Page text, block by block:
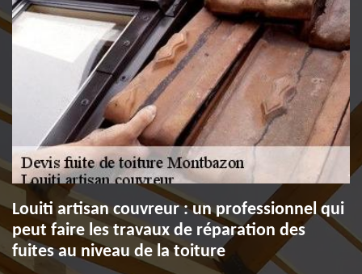
Louiti artisan couvreur : un professionnel qui
peut faire les travaux de réparation des
fuites au niveau de la toiture